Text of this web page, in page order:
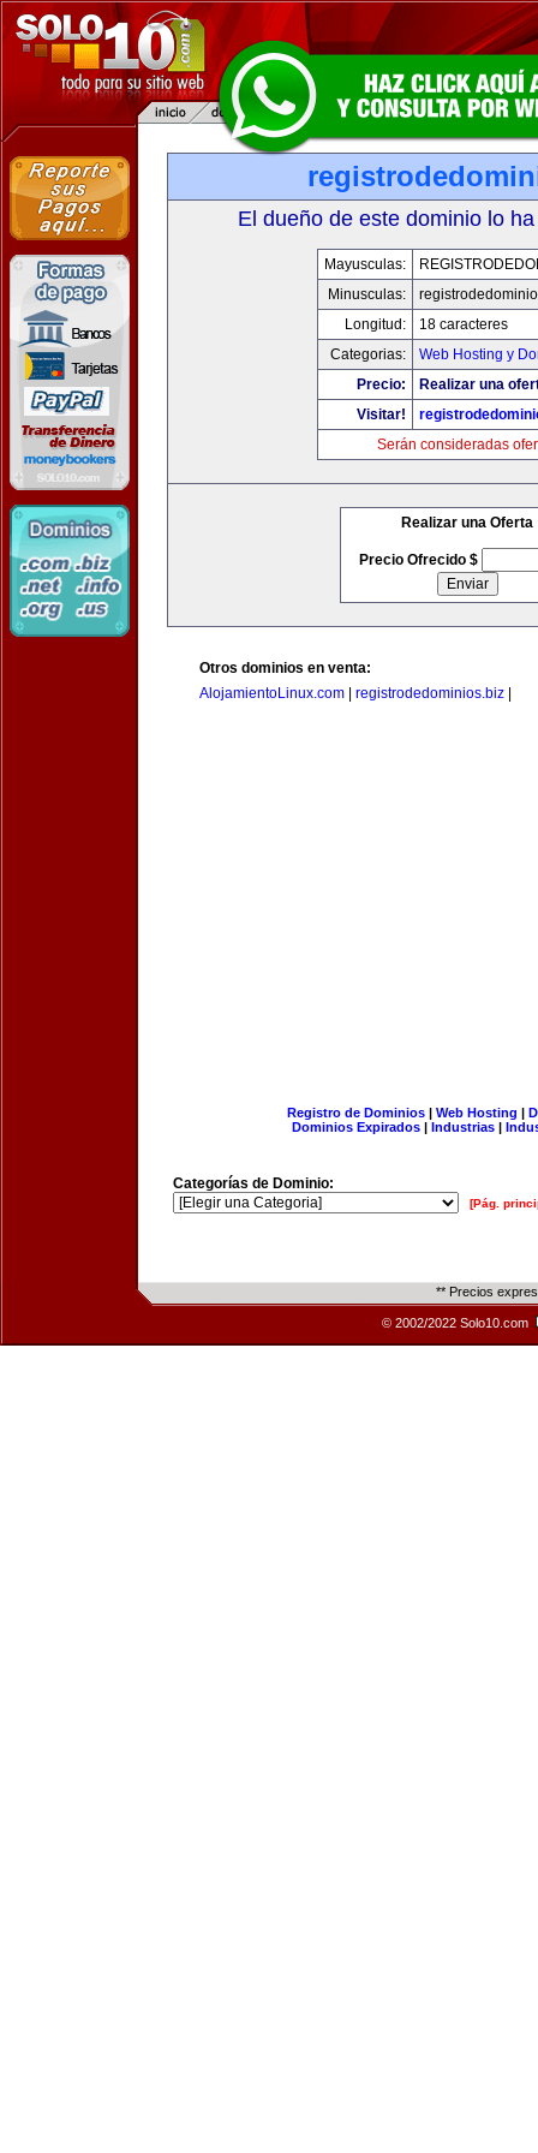
El dueño de este dominio lo
Mayusculas:
Minusculas:
Longitud:
18 caracteres
Categorias:
Web Hosting y
Precio:
Realizar una
Visitar!
Serán consideradas
Realizar una Oferta
Precio Ofrecido $
Otros dominios en venta:
AlojamientoLinux.com
registrodedominios.biz
Registro de Dominios| Web Hosting |
Dominios Expirados | Industrias |
Categorías de Dominio:
[Pág.
** Precios
© 2002/2022 Solo10.com